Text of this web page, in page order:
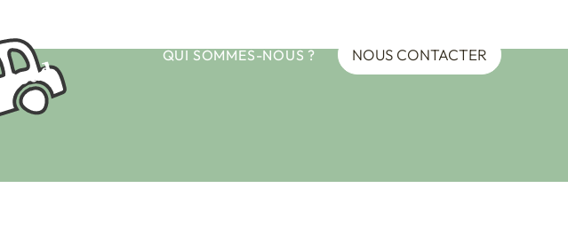
road
QUI SOMMES-NOUS ? NOUS CONTACTER